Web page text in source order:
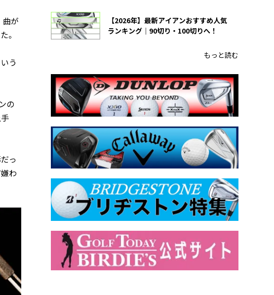
曲が
。
う
の
っ
わ
【2026年】最新アイアンおすすめ人気
ランキング｜90切り・100切りへ！
もっと読む